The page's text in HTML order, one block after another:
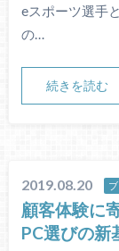
eスポーツ選手
の…
続きを読む
2019.08.20
顧客体験に
PC選びの新